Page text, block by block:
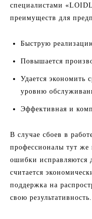
специалистами
преимуществ для
Быструю
Повышается
Удается экономить
уровню
Эффективная и
В случае сбоев в
профессионалы тут
ошибки исправляются
считается
поддержка на
свою результативность.